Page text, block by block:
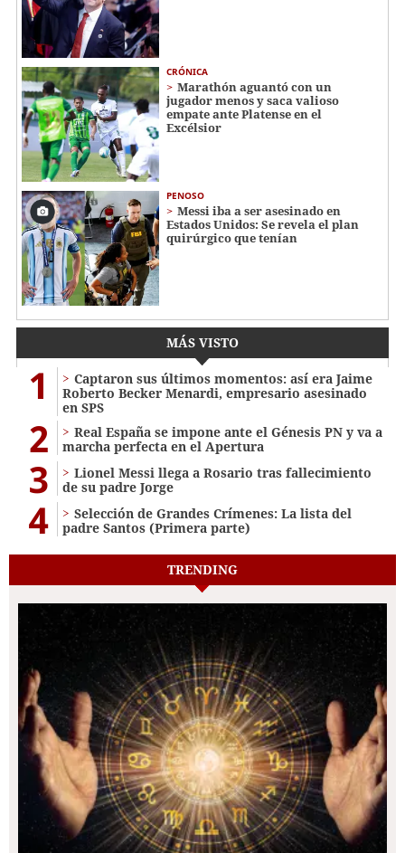
CRÓNICA
Marathón aguantó con un
jugador menos y saca valioso
empate ante Platense en el
Excélsior
PENOSO
Messi iba a ser asesinado en
Estados Unidos: Se revela el plan
quirúrgico que tenían
MÁS VISTO
1
Captaron sus últimos momentos: así era Jaime
Roberto Becker Menardi​​​, empresario asesinado
en SPS
2
Real España se impone ante el Génesis PN y va a
marcha perfecta en el Apertura
3
Lionel Messi llega a Rosario tras fallecimiento
de su padre Jorge
4
Selección de Grandes Crímenes: La lista del
padre Santos (Primera parte)
TRENDING